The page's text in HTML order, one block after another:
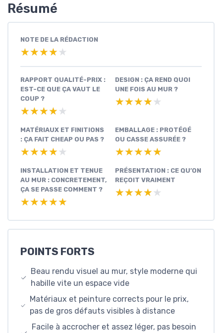
Résumé
NOTE DE LA RÉDACTION
★★★★★
★★★★★
RAPPORT QUALITÉ-PRIX :
EST-CE QUE ÇA VAUT LE
COUP ?
★★★★★
★★★★★
DESIGN : ÇA REND QUOI
UNE FOIS AU MUR ?
★★★★★
★★★★★
MATÉRIAUX ET FINITIONS
: ÇA FAIT CHEAP OU PAS ?
★★★★★
★★★★★
EMBALLAGE : PROTÉGÉ
OU CASSE ASSURÉE ?
★★★★★
★★★★★
INSTALLATION ET TENUE
AU MUR : CONCRETEMENT,
ÇA SE PASSE COMMENT ?
★★★★★
★★★★★
PRÉSENTATION : CE QU’ON
REÇOIT VRAIMENT
★★★★★
★★★★★
POINTS FORTS
Beau rendu visuel au mur, style moderne qui
habille vite un espace vide
Matériaux et peinture corrects pour le prix,
pas de gros défauts visibles à distance
Facile à accrocher et assez léger, pas besoin